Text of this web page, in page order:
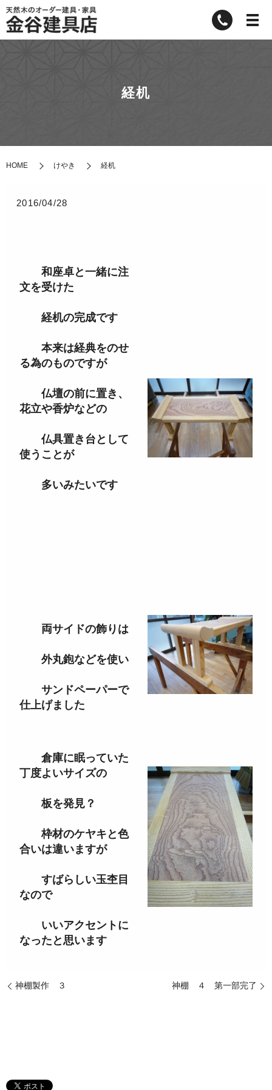
経机
HOME けやき 経机
2016/04/28
和座卓と一緒に注
文を受けた
経机の完成です
本来は経典をのせ
る為のものですが
仏壇の前に置き、
花立や香炉などの
仏具置き台として
使うことが
多いみたいです
両サイドの飾りは
外丸鉋などを使い
サンドペーパーで
仕上げました
倉庫に眠っていた
丁度よいサイズの
板を発見？
枠材のケヤキと色
合いは違いますが
すばらしい玉杢目
なので
いいアクセントに
なったと思います
神棚製作 ３ 神棚 ４ 第一部完了